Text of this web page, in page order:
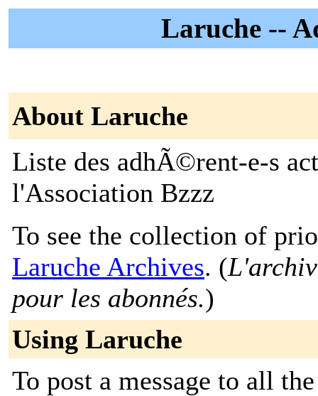
Laruche --
About Laruche
Liste des adhÃ©rent-e-s
l'Association Bzzz
To see the collection of
Laruche Archives. (
pour les abonnés.)
Using Laruche
To post a message to all